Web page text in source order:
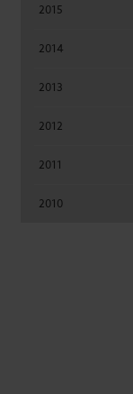
2015
2014
2013
2012
2011
2010